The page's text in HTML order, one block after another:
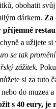
obohatit
dárkem. Za
a užijete si
se tak
zážitek.
si za tuto
do muzea
s 40 eury, je